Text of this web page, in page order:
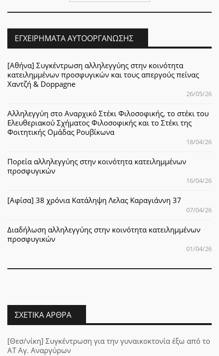
ΕΓΧΕΙΡΉΜΑΤΑ ΑΥΤΟΟΡΓΆΝΩΣΗΣ
[Αθήνα] Συγκέντρωση αλληλεγγύης στην κοινότητα
κατειλημμένων προσφυγικών και τους απεργούς πείνας
Χαντζή & Doppagne
26/05/26
Αλληλεγγύη στο Αναρχικό Στέκι Φιλοσοφικής, το στέκι του
Ελευθεριακού Σχήματος Φιλοσοφικής και το Στέκι της
Φοιτητικής Ομάδας Ρουβίκωνα
18/04/26
Πορεία αλληλεγγύης στην κοινότητα κατειλημμένων
προσφυγικών
16/04/26
[Αφίσα] 38 χρόνια Κατάληψη Λελας Καραγιάννη 37
07/04/26
Διαδήλωση αλληλεγγύης στην κοινότητα κατειλημμένων
προσφυγικών
01/04/26
ΣΧΕΤΙΚΆ ΆΡΘΡΑ
[Θεσ/νίκη] Συγκέντρωση για την γυναικοκτονία έξω από το
ΑΤ Αγ. Αναργύρων